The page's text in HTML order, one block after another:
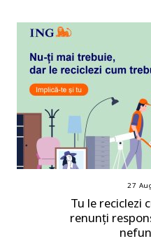
27
Tu le reciclezi
renunți